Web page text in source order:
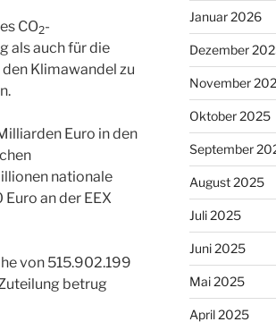
CO2-
als auch für die
Klimawandel zu
Euro in den
nationale
an der EEX
von 515.902.199
betrug
Januar 2026
Dezember
November
Oktober 2025
September
August 2025
Juli 2025
Juni 2025
Mai 2025
April 2025